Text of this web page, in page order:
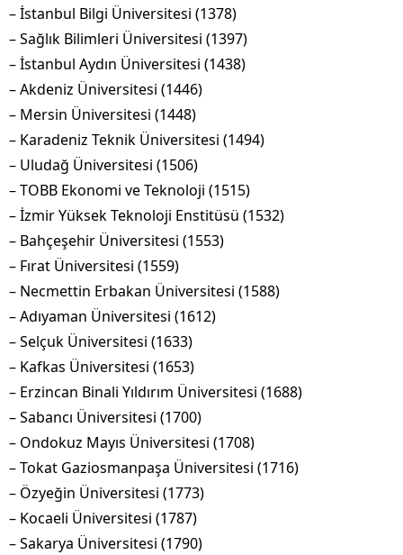
– İstanbul Bilgi Üniversitesi (1378)
– Sağlık Bilimleri Üniversitesi (1397)
– İstanbul Aydın Üniversitesi (1438)
– Akdeniz Üniversitesi (1446)
– Mersin Üniversitesi (1448)
– Karadeniz Teknik Üniversitesi (1494)
– Uludağ Üniversitesi (1506)
– TOBB Ekonomi ve Teknoloji (1515)
– İzmir Yüksek Teknoloji Enstitüsü (1532)
– Bahçeşehir Üniversitesi (1553)
– Fırat Üniversitesi (1559)
– Necmettin Erbakan Üniversitesi (1588)
– Adıyaman Üniversitesi (1612)
– Selçuk Üniversitesi (1633)
– Kafkas Üniversitesi (1653)
– Erzincan Binali Yıldırım Üniversitesi (1688)
– Sabancı Üniversitesi (1700)
– Ondokuz Mayıs Üniversitesi (1708)
– Tokat Gaziosmanpaşa Üniversitesi (1716)
– Özyeğin Üniversitesi (1773)
– Kocaeli Üniversitesi (1787)
– Sakarya Üniversitesi (1790)